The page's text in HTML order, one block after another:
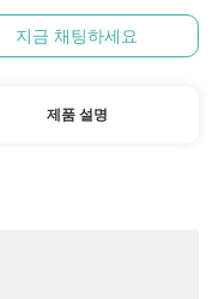
지금 채팅하세요
제품 설명